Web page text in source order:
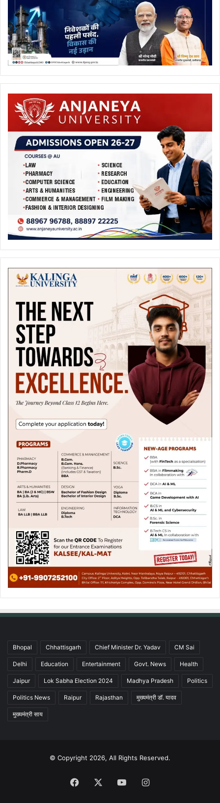
Bhopal Chhattisgarh Chief Minister Dr. Yadav CM Sai
Delhi Education Entertainment Govt. News Health
Jaipur Lok Sabha Election 2024 Madhya Pradesh Politics
Politics News Raipur Rajasthan मुख्यमंत्री डॉ. यादव
मुख्यमंत्री साय
© Copyright 2026, All Rights Reserved.
Facebook YouTubeInstagram